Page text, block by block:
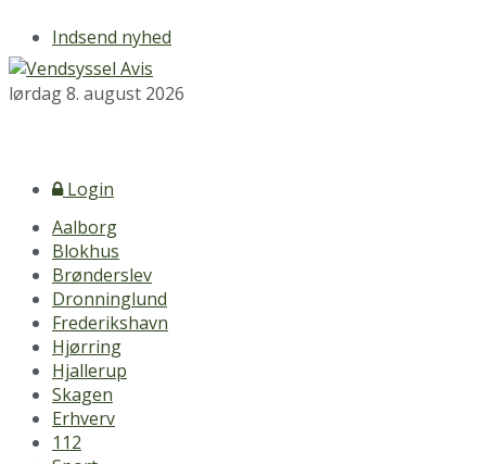
Indsend nyhed
lørdag 8. august 2026
Login
Aalborg
Blokhus
Brønderslev
Dronninglund
Frederikshavn
Hjørring
Hjallerup
Skagen
Erhverv
112